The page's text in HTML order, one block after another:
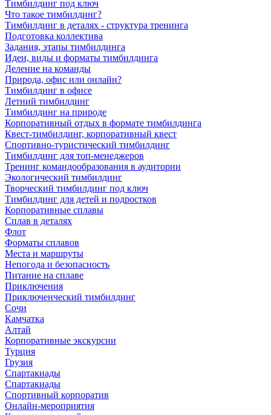
Тимбилдинг под ключ
Что такое тимбилдинг?
Тимбилдинг в деталях - структура тренинга
Подготовка коллектива
Задания, этапы тимбилдинга
Идеи, виды и форматы тимбилдинга
Деление на команды
Природа, офис или онлайн?
Тимбилдинг в офисе
Летний тимбилдинг
Тимбилдинг на природе
Корпоративный отдых в формате тимбилдинга
Квест-тимбилдинг, корпоративный квест
Спортивно-туристический тимбилдинг
Тимбилдинг для топ-менеджеров
Тренинг командообразования в аудитории
Экологический тимбилдинг
Творческий тимбилдинг под ключ
Тимбилдинг для детей и подростков
Корпоративные сплавы
Сплав в деталях
Флот
Форматы сплавов
Места и маршруты
Непогода и безопасность
Питание на сплаве
Приключения
Приключенческий тимбилдинг
Сочи
Камчатка
Алтай
Корпоративные экскурсии
Турция
Грузия
Спартакиады
Спартакиады
Спортивный корпоратив
Онлайн-мероприятия